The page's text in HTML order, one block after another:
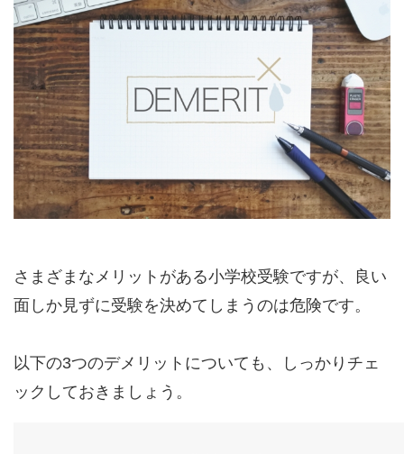
さまざまなメリットがある小学校受験ですが、良い
面しか見ずに受験を決めてしまうのは危険です。
以下の3つのデメリットについても、しっかりチェ
ックしておきましょう。